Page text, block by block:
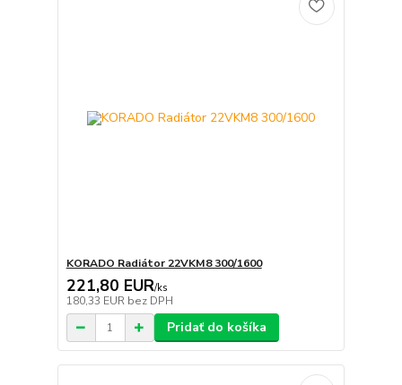
KORADO Radiátor 22VKM8 300/1600
221,80 EUR/ks
180,33 EUR bez DPH
Pridať do košíka